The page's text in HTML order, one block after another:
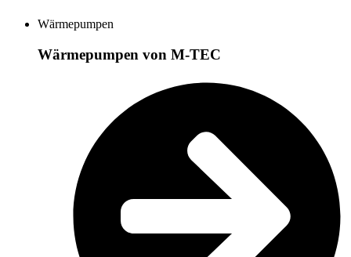
Wärmepumpen
Wärmepumpen von M-TEC